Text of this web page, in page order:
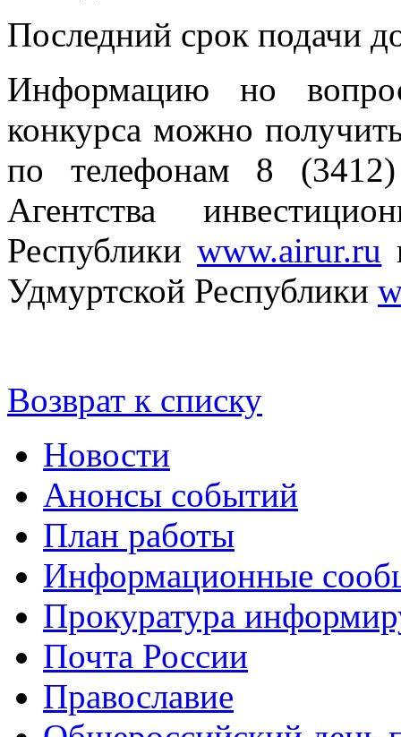
Последний срок подачи
Информацию но
конкурса можно
по телефонам 8
Агентства
Республикиwww.airur.ru
Удмуртской Республики
Возврат к списку
Новости
Анонсы событий
План работы
Информационные
Прокуратура
Почта России
Православие